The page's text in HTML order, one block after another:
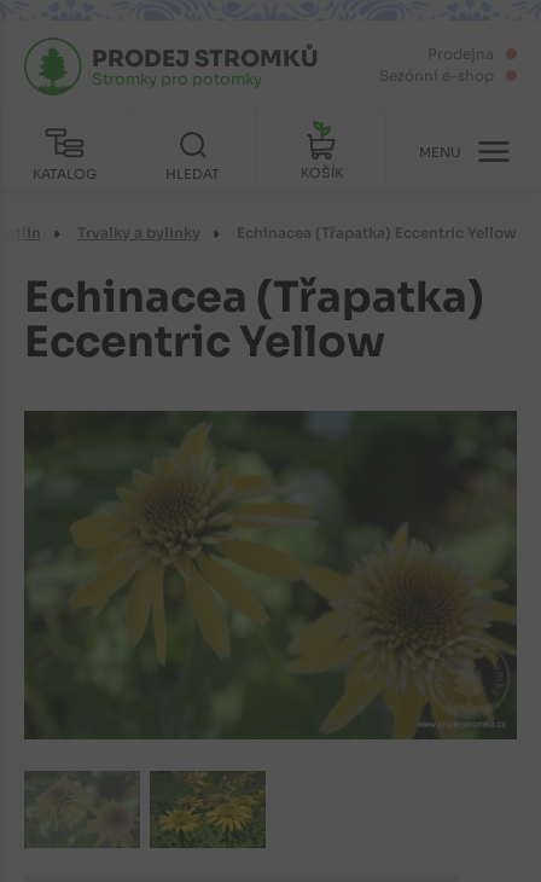
Prodejna
Sezónní e-shop
KATALOG
PRODEJ STROMKŮ
Stromky pro potomky
HLEDAT KOŠÍK
MENU
Trvalky a bylinky Echinacea (Třapatka) Eccentric Yellow
Echinacea (Třapatka)
Eccentric Yellow